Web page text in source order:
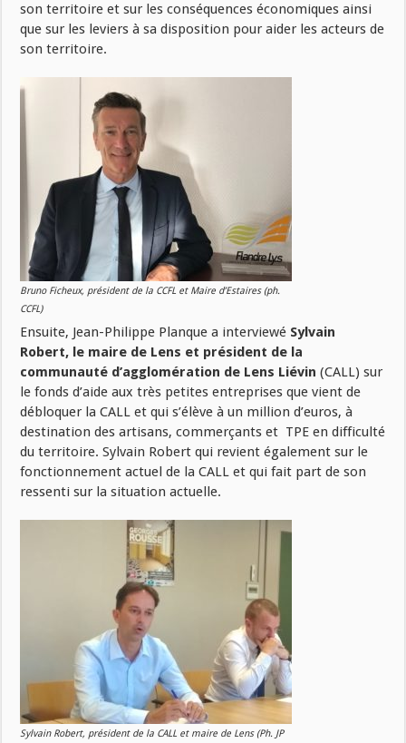
son territoire et sur les conséquences économiques ainsi
que sur les leviers à sa disposition pour aider les acteurs de
son territoire.
Bruno Ficheux, président de la CCFL et Maire d’Estaires (ph.
CCFL)
Ensuite, Jean-Philippe Planque a interviewé Sylvain
Robert, le maire de Lens et président de la
communauté d’agglomération de Lens Liévin (CALL) sur
le fonds d’aide aux très petites entreprises que vient de
débloquer la CALL et qui s’élève à un million d’euros, à
destination des artisans, commerçants et TPE en difficulté
du territoire. Sylvain Robert qui revient également sur le
fonctionnement actuel de la CALL et qui fait part de son
ressenti sur la situation actuelle.
Sylvain Robert, président de la CALL et maire de Lens (Ph. JP